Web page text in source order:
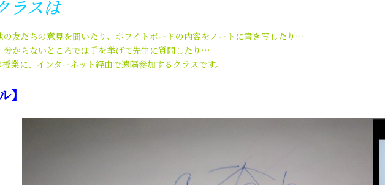
ラスは
だちの意見を聞いたり、ホワイトボードの内容をノートに書き写したり…
らないところでは手を挙げて先生に質問したり…
、インターネット経由で遠隔参加するクラスです。
】